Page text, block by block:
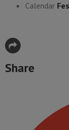
Calendar
Share